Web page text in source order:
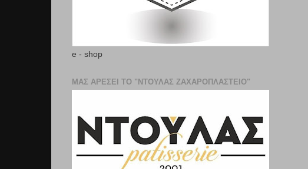
e - shop
ΜΑΣ ΑΡΕΣΕΙ ΤΟ "ΝΤΟΥΛΑΣ ΖΑΧΑΡΟΠΛΑΣΤΕΊΟ"